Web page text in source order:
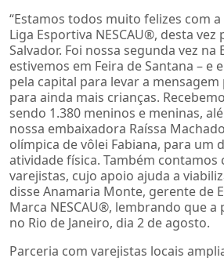
“Estamos todos muito felizes com
Liga Esportiva NESCAU®️, desta
Salvador. Foi nossa segunda vez na
estivemos em Feira de Santana – e
pela capital para levar a
para ainda mais crianças.
sendo 1.380 meninos e meninas,
nossa embaixadora Raíssa
olímpica de vôlei Fabiana, para um
atividade física. Também contamos
varejistas, cujo apoio ajuda a
disse Anamaria Monte, gerente de
Marca NESCAU®️, lembrando que a
no Rio de Janeiro, dia 2 de agosto.
Parceria com varejistas locais